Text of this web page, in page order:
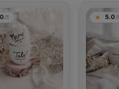
5.0